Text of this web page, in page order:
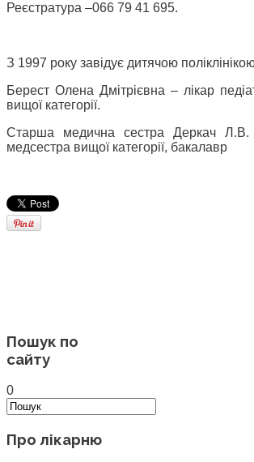
Реєстратура –066 79 41 695.
З 1997 року завідує дитячою
Берест Олена Дмітрієвна – лікар
вищої категорії.
Старша медична сестра Деркач
медсестра вищої категорії, бакалавр
Пошук по
сайту
0
Про лікарню